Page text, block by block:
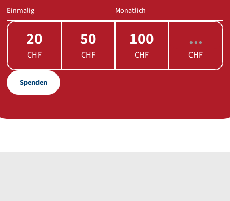
Einmalig Monatlich
20
CHF
50
CHF
100
CHF CHF
Spenden